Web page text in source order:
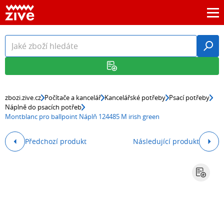
zbozi.zive.cz Počítače a kancelář Kancelářské potřeby Psací potřeby
Náplně do psacích potřeb
Montblanc pro ballpoint Náplň 124485 M irish green
Předchozí produkt Následující produkt